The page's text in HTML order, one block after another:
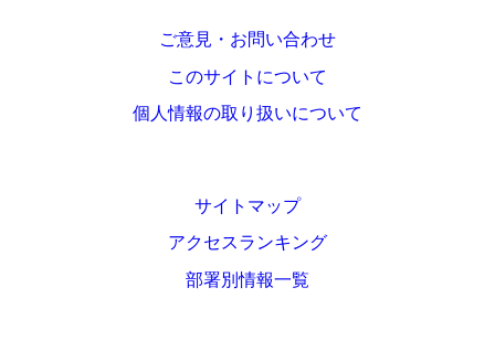
ご意見・お問い合わせ
このサイトについて
個人情報の取り扱いについて
サイトマップ
アクセスランキング
部署別情報一覧